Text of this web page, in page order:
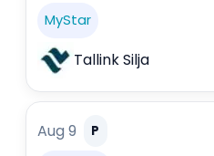
MyStar
Tallink Silja
Aug 9 P